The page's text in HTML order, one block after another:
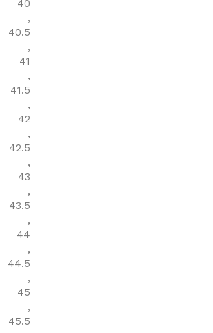
40
,
40.5
,
41
,
41.5
,
42
,
42.5
,
43
,
43.5
,
44
,
44.5
,
45
,
45.5